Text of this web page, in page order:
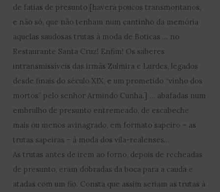
de fatias de presunto [haverá poucos transmontanos,
e não só, que não tenham num cantinho da memória
aquelas saudosas trutas à moda de Boticas … no
Restaurante Santa Cruz! Enfim! Os saberes
intransmissíveis das irmãs Zulmira e Lurdes, legados
desde finais do século XIX, e um prometido “vinho dos
mortos” pelo senhor Armindo Cunha.] … abafadas num
embrulho de presunto entremeado, de escabeche
mais ou menos avinagrado, em formato sapeiro – as
trutas sapeiras – à moda dos vila-realenses…
As trutas antes de irem ao forno, depois de recheadas
de presunto, eram dobradas da boca para a cauda e
atadas com um fio. Consta que assim seriam as trutas à